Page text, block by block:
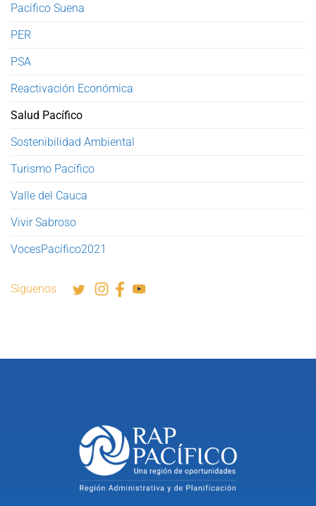
Pacífico Suena
PER
PSA
Reactivación Económica
Salud Pacífico
Sostenibilidad Ambiental
Turismo Pacífico
Valle del Cauca
Vivir Sabroso
VocesPacífico2021
Síguenos